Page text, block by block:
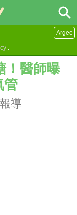
.
Argee
！醫師曝
管
導